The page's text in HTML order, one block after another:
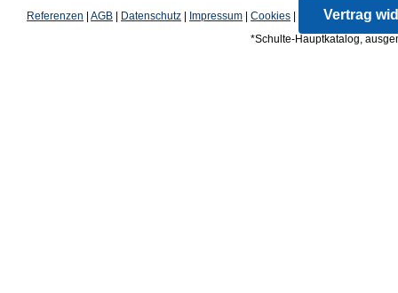
Referenzen AGB Datenschutz Impressum Cookies Vertrag
*Schulte-Hauptkatalog,